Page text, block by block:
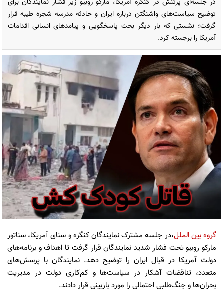
توضیح سیاست‌های واشنگتن درباره ایران و حادثه مدرسه شجره طیبه قرار
گرفت؛ نشستی که بار دیگر بحث پاسخگویی و پیامدهای انسانی اقدامات
آمریکا را برجسته کرد.
گروه بین الملل،در جلسه مشترک نمایندگان کنگره و سنای آمریکا، سناتور
مارکو روبیو تحت فشار شدید نمایندگان قرار گرفت تا اهداف و برنامه‌های
دولت آمریکا در قبال ایران را توضیح دهد. نمایندگان با پرسش‌های
متعدد، تناقضات آشکار در سیاست‌ها و کم‌کاری دولت در مدیریت
بحران‌ها و جنگ‌طلبی احتمالی را مورد بازبینی قرار دادند.